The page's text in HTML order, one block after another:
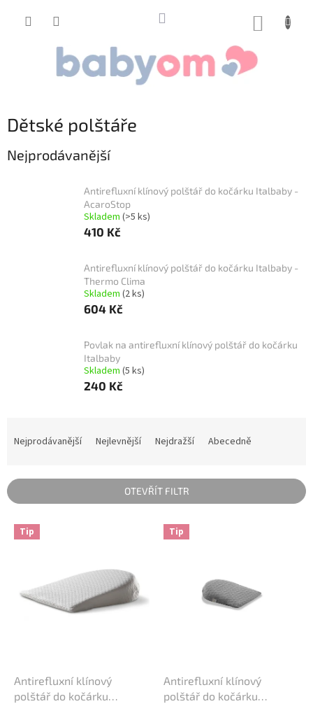
Dětské polštáře
Nejprodávanější
Antirefluxní klínový polštář do kočárku Italbaby -
AcaroStop
Skladem (>5 ks)
410 Kč
Antirefluxní klínový polštář do kočárku Italbaby -
Thermo Clima
Skladem (2 ks)
604 Kč
Povlak na antirefluxní klínový polštář do kočárku
Italbaby
Skladem (5 ks)
240 Kč
n
í
Nejprodávanější Nejlevnější Nejdražší Abecedně
OTEVŘÍT FILTR
V Tip
Antirefluxní klínový
polštář do kočárku
Tip
Antirefluxní klínový
polštář do kočárku